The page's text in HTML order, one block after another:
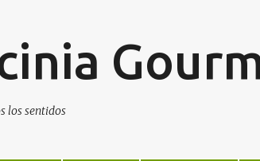
los sentidos